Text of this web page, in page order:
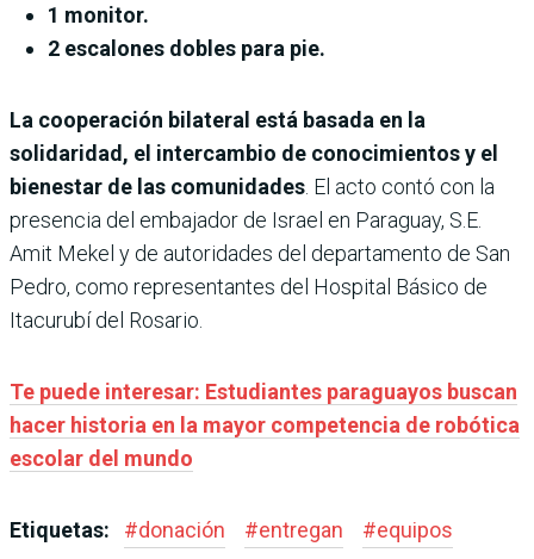
1 monitor.
2 escalones dobles para pie.
La cooperación bilateral está basada en la
solidaridad, el intercambio de conocimientos y el
bienestar de las comunidades . El acto contó con la
presencia del embajador de Israel en Paraguay, S.E.
Amit Mekel y de autoridades del departamento de San
Pedro, como representantes del Hospital Básico de
Itacurubí del Rosario.
Te puede interesar: Estudiantes paraguayos buscan
hacer historia en la mayor competencia de robótica
escolar del mundo
Etiquetas: #donación #entregan #equipos